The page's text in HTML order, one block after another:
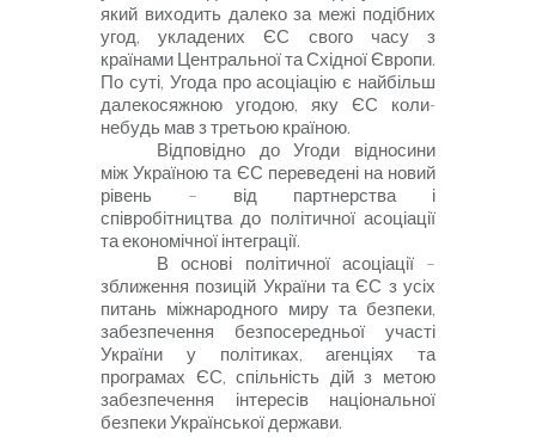
який виходить далеко за межі подібних
угод, укладених ЄС свого часу з
країнами Центральної та Східної Європи.
По суті, Угода про асоціацію є найбільш
далекосяжною угодою, яку ЄС коли-
небудь мав з третьою країною.
Відповідно до Угоди відносини
між Україною та ЄС переведені на новий
рівень –
від партнерства і
співробітництва до політичної асоціації
та еко­номічної інтеграції.
В основі політичної асоціації –
зближення позицій України та ЄС з усіх
питань міжнародного миру та безпеки,
забезпечення безпосередньої участі
України у політиках, агенціях та
програмах ЄС, спільність дій з метою
забезпечення інтересів національ­ної
безпеки Української держави.